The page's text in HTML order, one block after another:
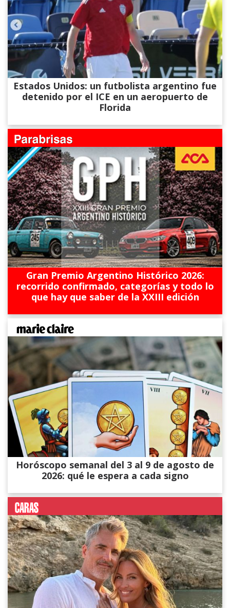
Estados Unidos: un futbolista argentino fue
detenido por el ICE en un aeropuerto de
Florida
Gran Premio Argentino Histórico 2026:
recorrido confirmado, categorías y todo lo
que hay que saber de la XXIII edición
Horóscopo semanal del 3 al 9 de agosto de
2026: qué le espera a cada signo